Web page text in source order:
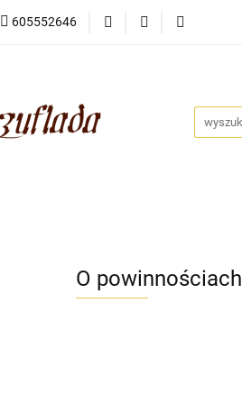
605552646
NOWOŚCI STARA SZUFLADA
O